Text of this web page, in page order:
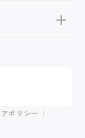
ポリシー